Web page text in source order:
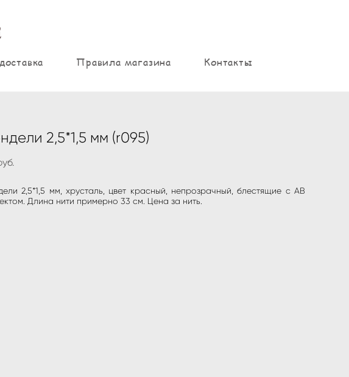
Правила магазина Контакты
2,5*1,5 мм (r095)
2,5*1,5 мм, хрусталь, цвет красный, непрозрачный, блестящие с АВ
Длина нити примерно 33 см. Цена за нить.